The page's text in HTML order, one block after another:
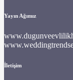
Yayın Ağımız
İletişim